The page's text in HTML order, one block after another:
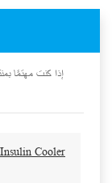
إذا كنت مهتمًا